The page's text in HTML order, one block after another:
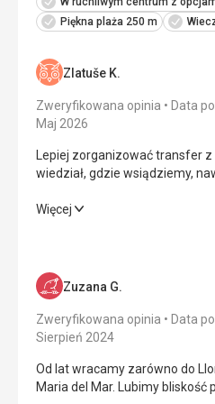
Piękna plaża 250 m
Zlatuše K.
Zweryfikowana opinia Data
Maj 2026
Lepiej zorganizować transfer
wiedział, gdzie wsiądziemy,
tam, nad morzem”. Musieliśmy
Lepiej zorganizować transfer z
nawigacji, a znajdował się on
od miejsca wysadzania.
Wyżywienie
Zakwaterowanie
Więcej
Zuzana G.
Zweryfikowana opinia Data
Sierpień 2024
Od lat wracamy zarówno do
Maria del Mar. Lubimy bliskość